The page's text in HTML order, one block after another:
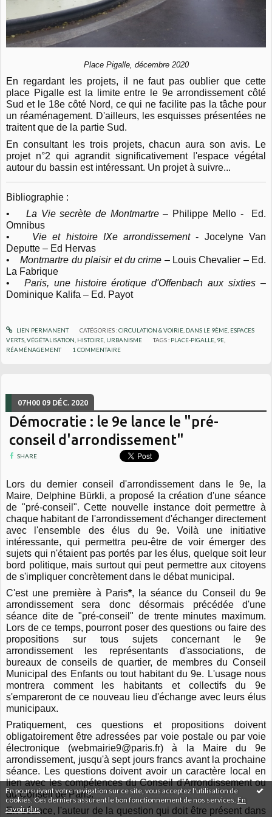
En poursuivant votre navigation sur ce site, vous acceptez l'utilisation de
cookies. Ces derniers assurent le bon fonctionnement de nos services. En
savoir plus.
Place Pigalle, décembre 2020
En regardant les projets, il ne faut pas oublier que cette
place Pigalle est la limite entre le 9e arrondissement côté
Sud et le 18e côté Nord, ce qui ne facilite pas la tâche pour
un réaménagement. D'ailleurs, les esquisses présentées ne
traitent que de la partie Sud.
En consultant les trois projets, chacun aura son avis. Le
projet n°2 qui agrandit significativement l'espace végétal
autour du bassin est intéressant. Un projet à suivre...
Bibliographie :
• La Vie secrète de Montmartre– Philippe Mello - Ed.
Omnibus
• Vie et histoire IXe arrondissement- Jocelyne Van
Deputte – Ed Hervas
•Montmartre du plaisir et du crime – Louis Chevalier – Ed.
La Fabrique
• Paris, une histoire érotique d'Offenbach aux sixties –
Dominique Kalifa – Ed. Payot
LIEN PERMANENT CATÉGORIES :CIRCULATION & VOIRIE, DANS LE 9ÈME, ESPACES
VERTS, VÉGÉTALISATION HISTOIRE URBANISME TAGS : PLACE-PIGALLE 9E
RÉAMÉNAGEMENT
1 COMMENTAIRE
07H00 09 DÉC. 2020
Démocratie : le 9e lance le "pré-
conseil d'arrondissement"
SHARE
Lors du dernier conseil d'arrondissement dans le 9e, la
Maire, Delphine Bürkli, a proposé la création d'une séance
de "pré-conseil".Cette nouvelle instance doit permettre à
chaque habitant de l'arrondissement d'échanger directement
avec l'ensemble des élus du 9e. Voilà une initiative
intéressante, qui permettra peu-être de voir émerger des
sujets qui n'étaient pas portés par les élus, quelque soit leur
bord politique, mais surtout qui peut permettre aux citoyens
de s'impliquer concrètement dans le débat municipal.
C'est une première à Paris*, la séance du Conseil du 9e
arrondissement sera donc désormais précédée d'une
séance dite de "pré-conseil" de trente minutes maximum.
Lors de ce temps, pourront poser des questions ou faire des
propositions sur tous sujets concernant le 9e
arrondissement les représentants d'associations, de
bureaux de conseils de quartier, de membres du Conseil
Municipal des Enfants ou tout habitant du 9e. L'usage nous
montrera comment les habitants et collectifs du 9e
s'empareront de ce nouveau lieu d'échange avec leurs élus
municipaux.
Pratiquement, ces questions et propositions doivent
obligatoirement être adressées par voie postale ou par voie
électronique (webmairie9@paris.fr) à la Maire du 9e
arrondissement, jusqu'à sept jours francs avant la prochaine
séance.
Les questions doivent avoir un caractère local en
lien avec les compétences du Conseil d'Arrondissement ou
du Conseil de Paris.
En séance, l'auteur de la question qui doit être présent dans